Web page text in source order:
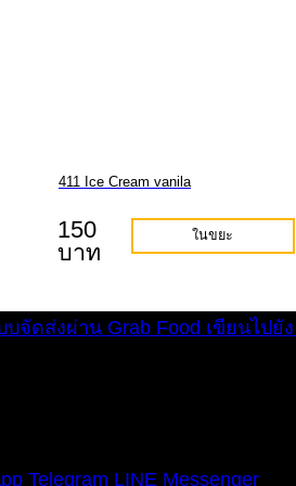
411 Ice Cream vanila
150
บาท
ในขยะ
บจัดส่งผ่าน Grab Food เขียนไปยั
Telegram LINE Messenger